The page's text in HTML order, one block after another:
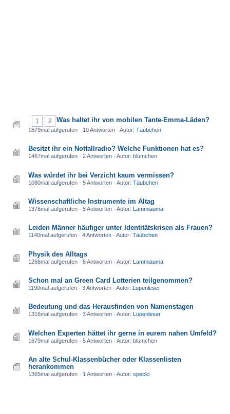
Was haltet ihr von mobilen Tante-Emma-Läden?
1 2
1879mal aufgerufen · 10 Antworten · Autor: Täubchen
Besitzt ihr ein Notfallradio? Welche Funktionen hat es?
1467mal aufgerufen · 2 Antworten · Autor: blümchen
Was würdet ihr bei Verzicht kaum vermissen?
1080mal aufgerufen · 5 Antworten · Autor: Täubchen
Wissenschaftliche Instrumente im Altag
1376mal aufgerufen · 5 Antworten · Autor: Lammiauma
Leiden Männer häufiger unter Identitätskrisen als Frauen?
1140mal aufgerufen · 4 Antworten · Autor: Täubchen
Physik des Alltags
1268mal aufgerufen · 5 Antworten · Autor: Lammiauma
Schon mal an Green Card Lotterien teilgenommen?
1190mal aufgerufen · 3 Antworten · Autor: Lupenleser
Bedeutung und das Herausfinden von Namenstagen
1316mal aufgerufen · 3 Antworten · Autor: Lupenleser
Welchen Experten hättet ihr gerne in eurem nahen Umfeld?
1679mal aufgerufen · 5 Antworten · Autor: blümchen
An alte Schul-Klassenbücher oder Klassenlisten
herankommen
1365mal aufgerufen · 1 Antworten · Autor: specki